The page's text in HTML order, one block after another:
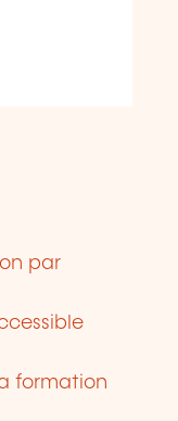
par
formation